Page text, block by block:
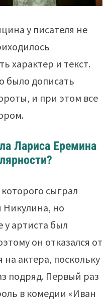
у писателя не
характер и текст.
было дописать
и при этом все
Лариса Еремина
сыграл
но
артиста был
он отказался от
на актера, поскольку
подряд. Первый раз
в комедии «Иван